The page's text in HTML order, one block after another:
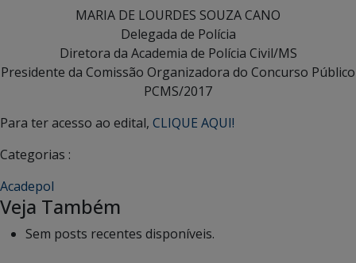
MARIA DE LOURDES SOUZA CANO
Delegada de Polícia
Diretora da Academia de Polícia Civil/MS
Presidente da Comissão Organizadora do Concurso Público
PCMS/2017
Para ter acesso ao edital, CLIQUE AQUI!
Categorias :
Acadepol
Veja Também
Sem posts recentes disponíveis.